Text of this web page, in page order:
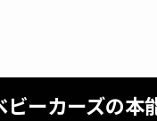
ビーカーズの本